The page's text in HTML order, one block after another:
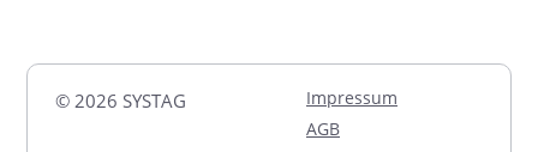
© 2026 SYSTAG
Impressum
AGB